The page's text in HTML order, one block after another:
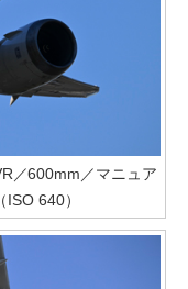
／600mm／マニュア
640）